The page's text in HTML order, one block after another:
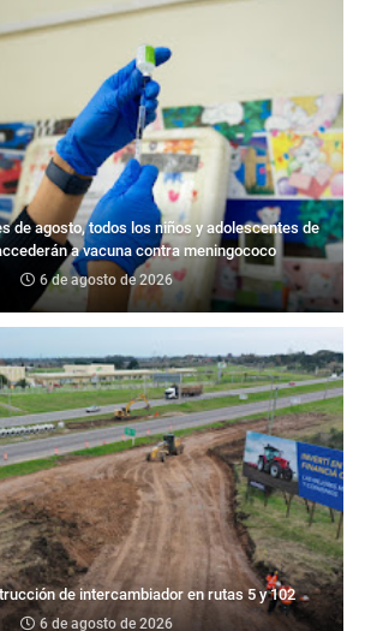
de agosto, todos los niños y adolescentes de
a vacuna contra meningococo
6 de agosto de 2026
de intercambiador en rutas 5 y 102
6 de agosto de 2026